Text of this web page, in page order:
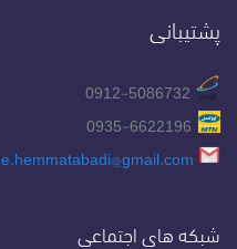
پشتیبانی
e.hemmatabadi@gmail.com
شبکه های اجتماعی